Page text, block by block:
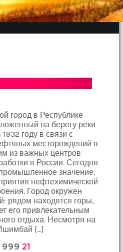
можно слушать в
город в Республике
на берегу реки
году в связи с
месторождений в
из важных центров
в России. Сегодня
значение,
нефтехимической
Город окружен
рядом находятся горы,
его привлекательным
отдыха. Несмотря на
[…]
999 21